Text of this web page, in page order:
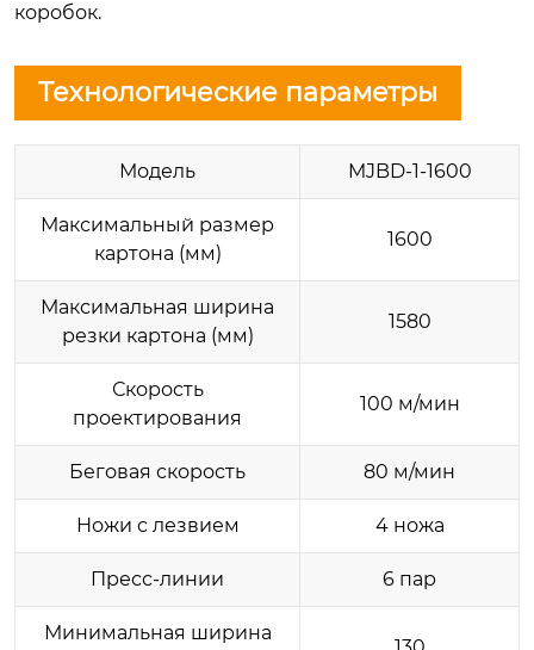
коробок.
Технологические параметры
Модель MJBD-1-1600
Максимальный размер
картона (мм)
1600
Максимальная ширина
резки картона (мм)
1580
Скорость
проектирования
100 м/мин
Беговая скорость 80 м/мин
Ножи с лезвием 4 ножа
Пресс-линии 6 пар
Минимальная ширина